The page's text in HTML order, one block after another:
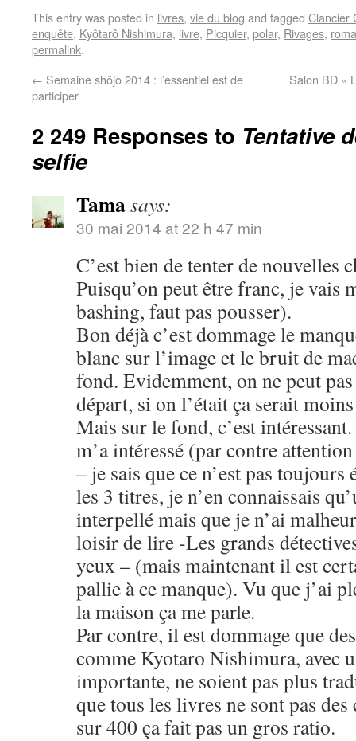
This entry was posted in livres, vie du blog and tagged Clancier
enquête, Kyôtarô Nishimura, livre, Picquier, polar, Rivages,
permalink.
← Semaine shôjo 2014 : l’essentiel est de
participer
Salon BD «
2 249 Responses to Tentative
selfie
Tamasays:
30 mai 2014 at 22 h 47 min
C’est bien de tenter de nouvelles
Puisqu’on peut être franc, je vais
bashing, faut pas pousser).
Bon déjà c’est dommage le
blanc sur l’image et le bruit de
fond. Evidemment, on ne peut
départ, si on l’était ça serait
Mais sur le fond, c’est
m’a intéressé (par contre
– je sais que ce n’est pas
les 3 titres, je n’en connaissais
interpellé mais que je n’ai
loisir de lire -Les grands
yeux – (mais maintenant il est
pallie à ce manque). Vu que j’ai
la maison ça me parle.
Par contre, il est dommage que
comme Kyotaro Nishimura, avec
importante, ne soient pas plus
que tous les livres ne sont pas
sur 400 ça fait pas un gros ratio.